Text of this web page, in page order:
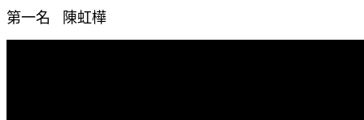
第一名 陳虹樺